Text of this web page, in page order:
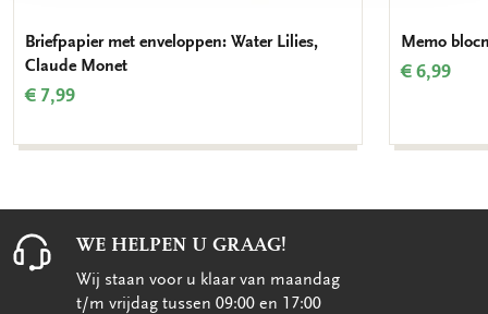
Briefpapier met enveloppen: Water Lilies,
Claude Monet
€ 7,99
Memo
€ 6,99
WE HELPEN U GRAAG!
Wij staan voor u klaar van maandag
t/m vrijdag tussen 09:00 en 17:00